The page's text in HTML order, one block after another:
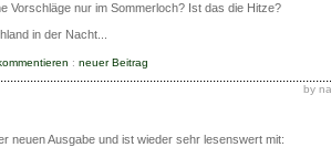
Vorschläge nur im Sommerloch? Ist das die Hitze?
in der Nacht...
: neuer Beitrag
by
neuen Ausgabe und ist wieder sehr lesenswert mit: